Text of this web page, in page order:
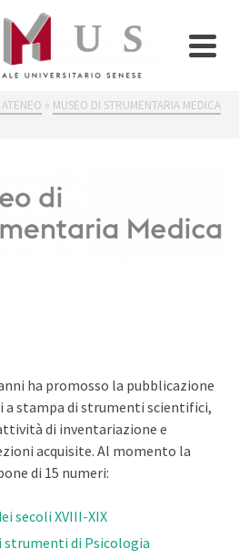
» MUSEO DI STRUMENTARIA MEDICA
ha promosso la pubblicazione
a stampa di strumenti scientifici,
di inventariazione e
acquisite. Al momento la
di 15 numeri:
secoli XVIII-XIX
strumenti di Psicologia